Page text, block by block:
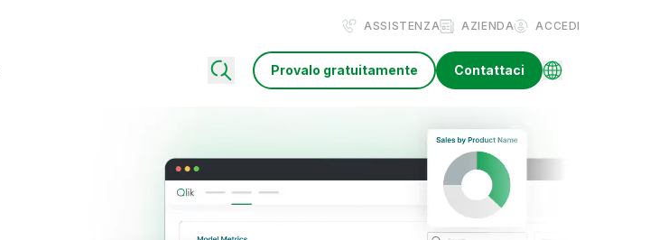
ASSISTENZA AZIENDA ACCEDI
Provalo gratuitamente Contattaci